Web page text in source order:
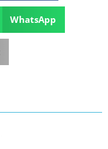
WhatsApp